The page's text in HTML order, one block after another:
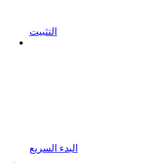
التثبيت
البدء السريع